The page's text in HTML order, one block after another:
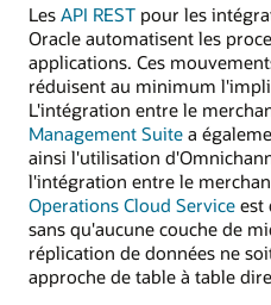
Les API REST pour les
Oracle automatisent les
applications. Ces
réduisent au minimum
L'intégration entre le
Management Suite a
ainsi l'utilisation
l'intégration entre le
Operations Cloud Service est
sans qu'aucune couche de
réplication de données ne
approche de table à table